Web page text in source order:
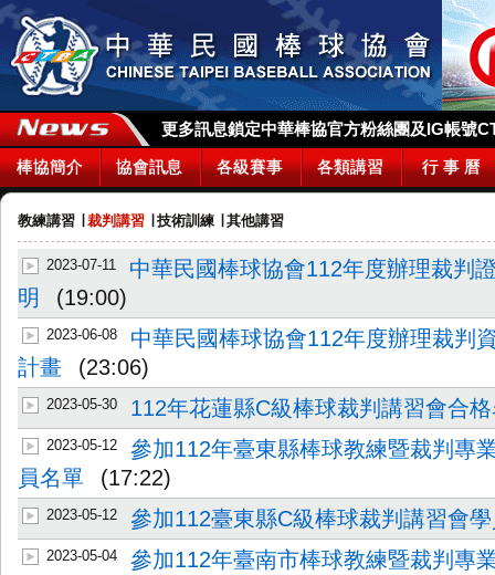
更多訊息鎖定中華棒協官方粉絲團及IG帳號
棒協簡介 協會訊息 各級賽事 各類講習 行 事 曆
教練講習 裁判講習 技術訓練 其他講習
2023-07-11
中華民國棒球協會112年度辦理裁判
明
(19:00)
2023-06-08
中華民國棒球協會112年度辦理裁判
計畫
(23:06)
2023-05-30 112年花蓮縣C級棒球裁判講習會合
2023-05-12
參加112年臺東縣棒球教練暨裁判專
員名單
(17:22)
2023-05-12 參加112臺東縣C級棒球裁判講習會
2023-05-04
參加112年臺南市棒球教練暨裁判專